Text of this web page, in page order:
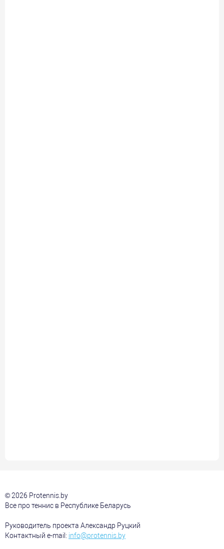
© 2026 Protennis.by
Все про теннис в Республике Беларусь
Руководитель проекта Александр Руцкий
Контактный e-mail: info@protennis.by